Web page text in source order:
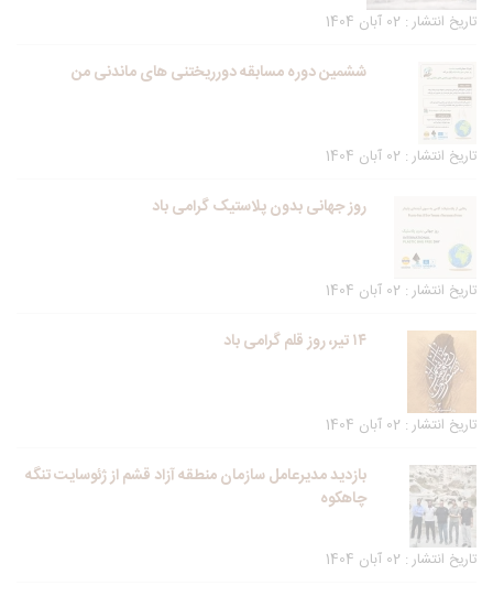
تاریخ انتشار : 02 آبان 1404
ششمین دوره مسابقه دورریختنی های ماندنی من
تاریخ انتشار : 02 آبان 1404
روز جهانی بدون پلاستیک گرامی باد
تاریخ انتشار : 02 آبان 1404
۱۴ تیر، روز قلم گرامی باد
تاریخ انتشار : 02 آبان 1404
بازدید مدیرعامل سازمان منطقه آزاد قشم از ژئوسایت تنگه
چاهکوه
تاریخ انتشار : 02 آبان 1404